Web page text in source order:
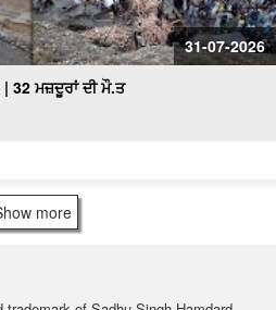
31-07-2026
32 ਮਜ਼ਦੂਰਾਂ ਦੀ ਮੌ.ਤ
more